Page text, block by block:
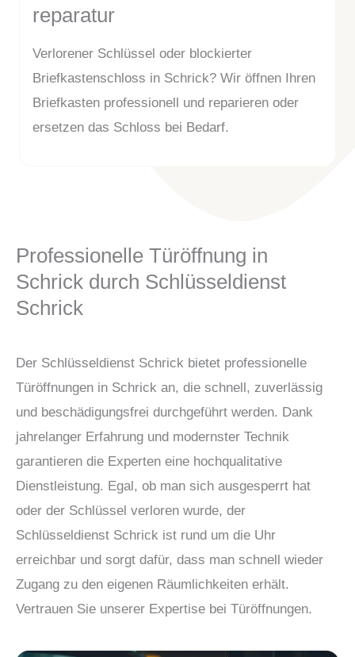
reparatur
Verlorener Schlüssel oder blockierter
Briefkastenschloss in Schrick? Wir öffnen Ihren
Briefkasten professionell und reparieren oder
ersetzen das Schloss bei Bedarf.
Professionelle Türöffnung in
Schrick durch Schlüsseldienst
Schrick
Der Schlüsseldienst Schrick bietet professionelle
Türöffnungen in Schrick an, die schnell, zuverlässig
und beschädigungsfrei durchgeführt werden. Dank
jahrelanger Erfahrung und modernster Technik
garantieren die Experten eine hochqualitative
Dienstleistung. Egal, ob man sich ausgesperrt hat
oder der Schlüssel verloren wurde, der
Schlüsseldienst Schrick ist rund um die Uhr
erreichbar und sorgt dafür, dass man schnell wieder
Zugang zu den eigenen Räumlichkeiten erhält.
Vertrauen Sie unserer Expertise bei Türöffnungen.